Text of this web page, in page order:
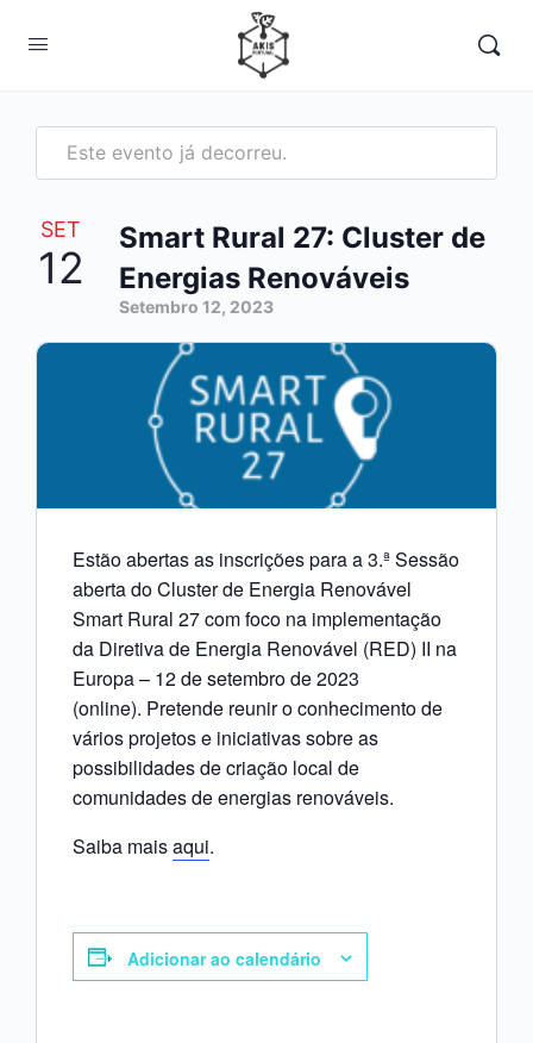
Este evento já decorreu.
SET
12
Smart Rural 27: Cluster de
Energias Renováveis
Setembro 12, 2023
Estão abertas as inscrições para a 3.ª Sessão
aberta do Cluster de Energia Renovável
Smart Rural 27 com foco na implementação
da Diretiva de Energia Renovável (RED) II na
Europa – 12 de setembro de 2023
(online). Pretende reunir o conhecimento de
vários projetos e iniciativas sobre as
possibilidades de criação local de
comunidades de energias renováveis.
Saiba maisaqui.
Adicionar ao calendário